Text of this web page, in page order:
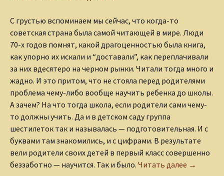
С грустью вспоминаем мы сейчас, что когда-то
советская страна была самой читающей в мире. Люди
70-х годов помнят, какой драгоценностью была книга,
как упорно их искали и “доставали”, как переплачивали
за них вдесятеро на черном рынки. Читали тогда много и
жадно. И это притом, что не стояла перед родителями
проблема чему-либо вообще научить ребенка до школы.
А зачем? На что тогда школа, если родители сами чему-
то должны учить. Да и в детском саду группа
шестилеток так и называлась — подготовительная. И с
буквами там знакомились, и с цифрами. В результате
вели родители своих детей в первый класс совершенно
беззаботно — научится. Так и было. Читать далее →